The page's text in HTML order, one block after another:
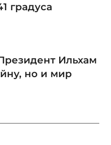
градуса
Ильхам
но и мир